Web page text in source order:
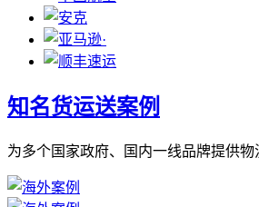
知名货运送案例
为多个国家政府、国内一线品牌提供物